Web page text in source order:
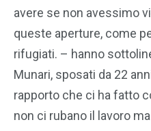
avere se non avessimo
queste aperture, come
rifugiati. – hanno
Munari, sposati da 22
rapporto che ci ha fatto
non ci rubano il lavoro